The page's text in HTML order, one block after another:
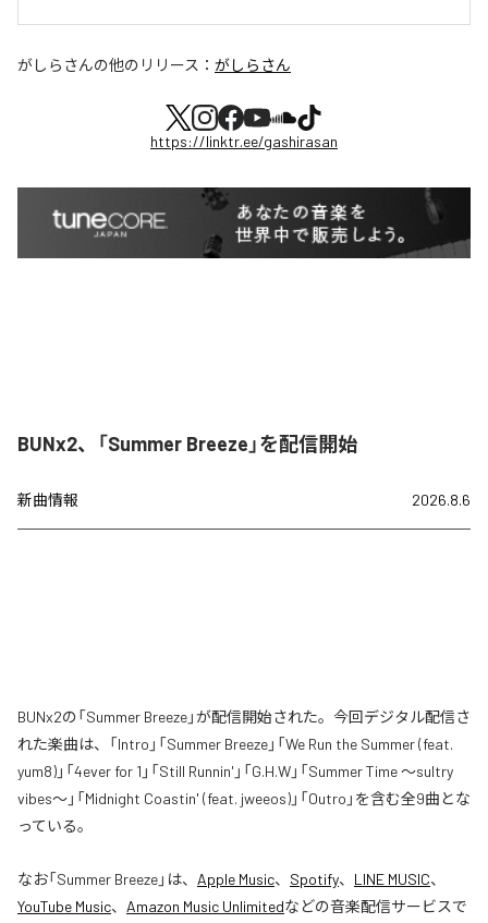
がしらさんの他のリリース： がしらさん
https://linktr.ee/gashirasan
BUNx2、「Summer Breeze」を配信開始
新曲情報 2026.8.6
BUNx2の「Summer Breeze」が配信開始された。今回デジタル配信さ
れた楽曲は、「Intro」「Summer Breeze」「We Run the Summer (feat.
yum8)」「4ever for 1」「Still Runnin'」「G.H.W」「Summer Time 〜sultry
vibes〜」「Midnight Coastin' (feat. jweeos)」「Outro」を含む全9曲とな
っている。
なお「Summer Breeze」は、 Apple Music、 Spotify、 LINE MUSIC、
YouTube Music、 Amazon Music Unlimitedなどの音楽配信サービスで